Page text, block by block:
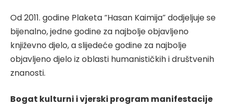
Od 2011. godine Plaketa “Hasan Kaimija” dodjeljuje se
bijenalno, jedne godine za najbolje objavljeno
književno djelo, a slijedeće godine za najbolje
objavljeno djelo iz oblasti humanističkih i društvenih
znanosti.
Bogat kulturni i vjerski program manifestacije